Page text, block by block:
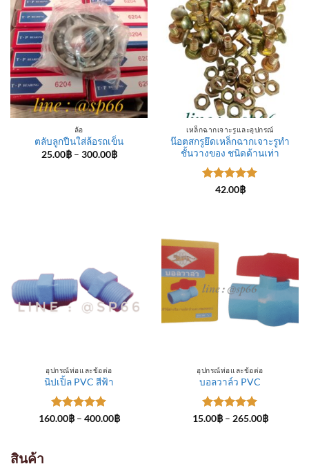
ล้อ
ตลับลูกปืนใส่ล้อรถเข็น
25.00฿ – 300.00฿Price
เหล็กฉากเจาะรูและอุปกรณ์
น๊อตสกรูยึดเหล็กฉากเจาะรูทำ
ชั้นวางของ ชนิดด้านเท่า
ให้คะแนน
42.00฿
อุปกรณ์ท่อและข้อต่อ
นิปเปิ้ล PVC สีฟ้า
ให้คะแนน
160.00฿ – 400.00฿Price
อุปกรณ์ท่อและข้อต่อ
บอลวาล์ว PVC
ให้คะแนน
15.00฿ – 265.00฿Price
สินค้า